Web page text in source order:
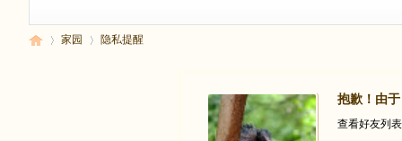
家园 隐私提醒
抱歉！由
查看好友列表